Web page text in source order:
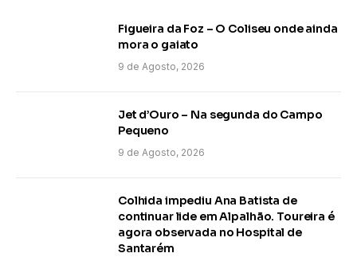
Figueira da Foz – O Coliseu onde ainda
mora o gaiato
9 de Agosto, 2026
Jet d’Ouro – Na segunda do Campo
Pequeno
9 de Agosto, 2026
Colhida impediu Ana Batista de
continuar lide em Alpalhão. Toureira é
agora observada no Hospital de
Santarém